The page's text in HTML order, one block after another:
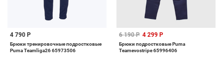
4 790 Р
Брюки тренировочные подростковые
Puma Teamliga26 65973506
6 190 Р 4 299 Р
Брюки подростковые Puma
Teamevostripe 65996406